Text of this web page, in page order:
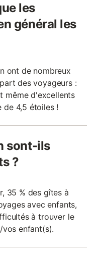
les
général les
ont de nombreux
des voyageurs :
même d'excellents
de 4,5 étoiles !
sont-ils
?
35 % des gîtes à
avec enfants,
à trouver le
enfant(s).